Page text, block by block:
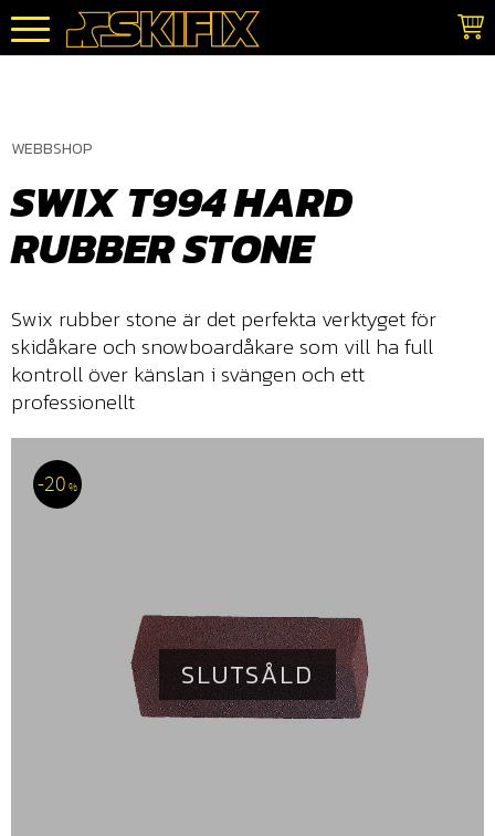
Meny
WEBBSHOP
SWIX T994 HARD
RUBBER STONE
Swix rubber stone är det perfekta verktyget för
skidåkare och snowboardåkare som vill ha full
kontroll över känslan i svängen och ett
professionellt
SLUTSÅLD
20 %